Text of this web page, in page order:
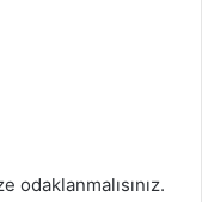
odaklanmalısınız.